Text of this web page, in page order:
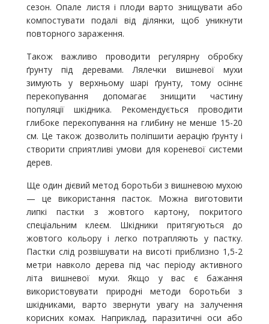
сезон. Опале листя і плоди варто знищувати або
компостувати подалі від ділянки, щоб уникнути
повторного зараження.
Також важливо проводити регулярну обробку
ґрунту під деревами. Лялечки вишневої мухи
зимують у верхньому шарі ґрунту, тому осіннє
перекопування допомагає знищити частину
популяції шкідника. Рекомендується проводити
глибоке перекопування на глибину не менше 15-20
см. Це також дозволить поліпшити аерацію ґрунту і
створити сприятливі умови для кореневої системи
дерев.
Ще один дієвий метод боротьби з вишневою мухою
— це використання пасток. Можна виготовити
липкі пастки з жовтого картону, покритого
спеціальним клеєм. Шкідники притягуються до
жовтого кольору і легко потрапляють у пастку.
Пастки слід розвішувати на висоті приблизно 1,5-2
метри навколо дерева під час періоду активного
літа вишневої мухи. Якщо у вас є бажання
використовувати природні методи боротьби з
шкідниками, варто звернути увагу на залучення
корисних комах. Наприклад, паразитичні оси або